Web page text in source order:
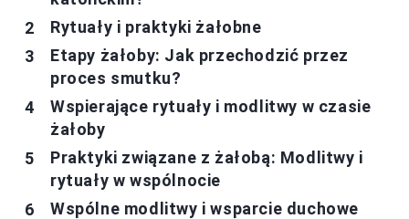
Rytuały i praktyki żałobne
Etapy żałoby: Jak przechodzić przez
proces smutku?
Wspierające rytuały i modlitwy w czasie
żałoby
Praktyki związane z żałobą: Modlitwy i
rytuały w wspólnocie
Wspólne modlitwy i wsparcie duchowe